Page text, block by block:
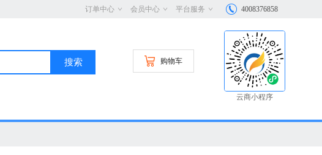
订单中心 会员中心 平台服务 4008376858
搜索 购物车
云商小程序